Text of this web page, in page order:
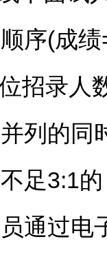
序(成
招录人
列的
足3:1
通过电